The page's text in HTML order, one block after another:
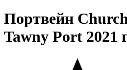
Портвейн
Tawny Port 2021